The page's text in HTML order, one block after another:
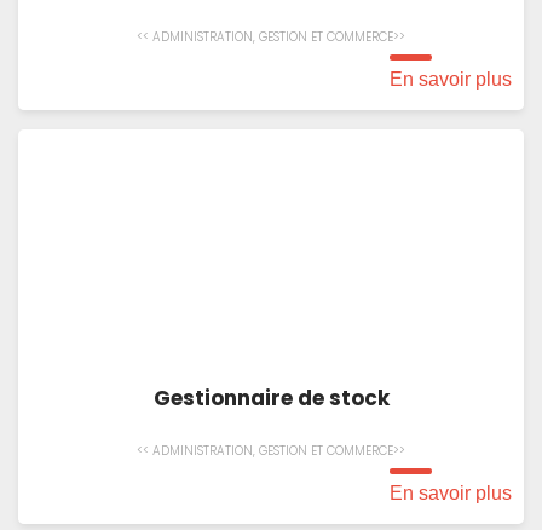
<< ADMINISTRATION, GESTION ET COMMERCE>>
En savoir plus
Gestionnaire de stock
<< ADMINISTRATION, GESTION ET COMMERCE>>
En savoir plus